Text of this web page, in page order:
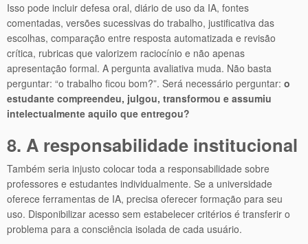
Isso pode incluir defesa oral, diário de uso da IA, fontes
comentadas, versões sucessivas do trabalho, justificativa das
escolhas, comparação entre resposta automatizada e revisão
crítica, rubricas que valorizem raciocínio e não apenas
apresentação formal. A pergunta avaliativa muda. Não basta
perguntar: “o trabalho ficou bom?”. Será necessário perguntar: o
estudante compreendeu, julgou, transformou e assumiu
intelectualmente aquilo que entregou?
8. A responsabilidade institucional
Também seria injusto colocar toda a responsabilidade sobre
professores e estudantes individualmente. Se a universidade
oferece ferramentas de IA, precisa oferecer formação para seu
uso. Disponibilizar acesso sem estabelecer critérios é transferir o
problema para a consciência isolada de cada usuário.